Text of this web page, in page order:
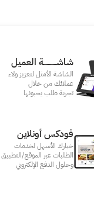
شاشـــــــــــة العميل
الشاشة الأمثل لتعزيز ولاء
عملائك من خلال
تجربة طلب يحبونها
فودكس أونلاين
خيارك الأسهل لخدمات
الطلبات عبر الموقع/التطبيق
وحلول الدفع الإلكتروني